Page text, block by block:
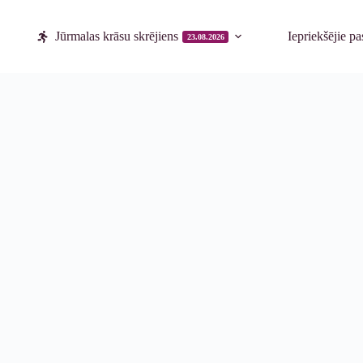
Jūrmalas krāsu skrējiens 23.08.2026 Iepriekšējie